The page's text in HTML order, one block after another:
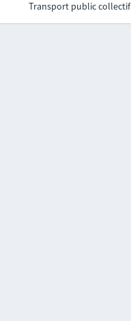
Transport public collectif